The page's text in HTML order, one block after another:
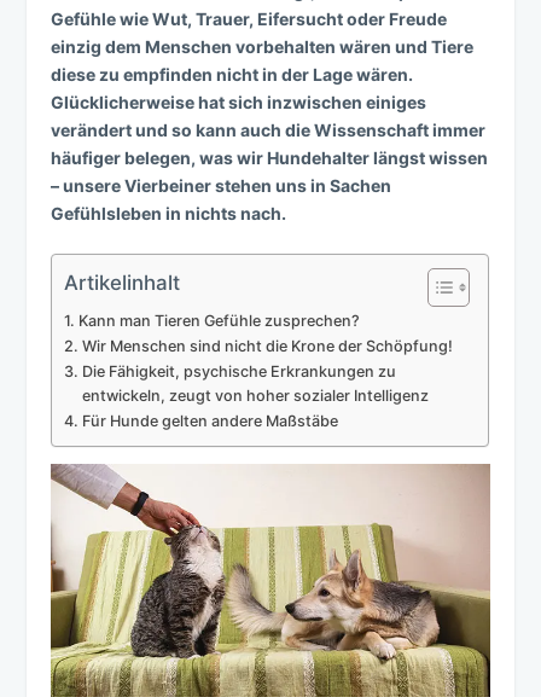
Gefühle wie Wut, Trauer, Eifersucht oder Freude
einzig dem Menschen vorbehalten wären und Tiere
diese zu empfinden nicht in der Lage wären.
Glücklicherweise hat sich inzwischen einiges
verändert und so kann auch die Wissenschaft immer
häufiger belegen, was wir Hundehalter längst wissen
– unsere Vierbeiner stehen uns in Sachen
Gefühlsleben in nichts nach.
Artikelinhalt
Kann man Tieren Gefühle zusprechen?
Wir Menschen sind nicht die Krone der Schöpfung!
Die Fähigkeit, psychische Erkrankungen zu
entwickeln, zeugt von hoher sozialer Intelligenz
Für Hunde gelten andere Maßstäbe